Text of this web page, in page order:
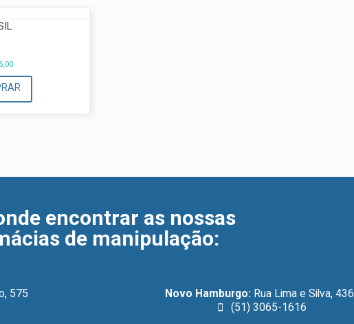
encontrar as nossas
de manipulação:
575
Novo Hamburgo: Rua Lima e Silva, 436
(51) 3065-1616